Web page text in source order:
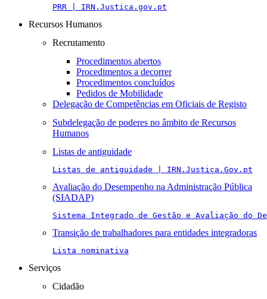
PRR | IRN.Justica.gov.pt
Recursos Humanos
Recrutamento
Procedimentos abertos
Procedimentos a decorrer
Procedimentos concluídos
Pedidos de Mobilidade
Delegação de Competências em Oficiais de Registo
Subdelegação de poderes no âmbito de Recursos
Humanos
Listas de antiguidade
Listas de antiguidade | IRN.Justiça.Gov.pt
Avaliação do Desempenho na Administração Pública
(SIADAP)
Sistema Integrado de Gestão e Avaliação do
Transição de trabalhadores para entidades integradoras
Lista nominativa
Serviços
Cidadão